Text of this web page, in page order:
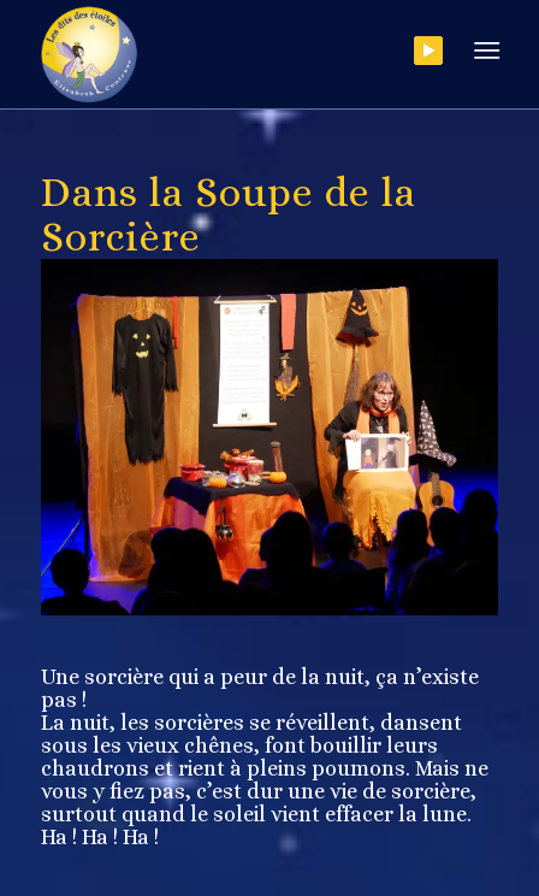
Dans la Soupe de la
Sorcière
Une sorcière qui a peur de la nuit, ça n’existe
pas !
La nuit, les sorcières se réveillent, dansent
sous les vieux chênes, font bouillir leurs
chaudrons et rient à pleins poumons. Mais ne
vous y fiez pas, c’est dur une vie de sorcière,
surtout quand le soleil vient effacer la lune.
Ha ! Ha ! Ha !